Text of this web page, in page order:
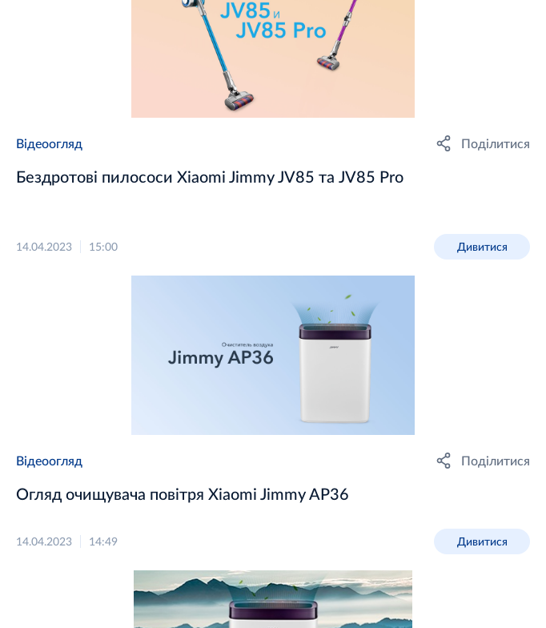
Відеоогляд Поділитися
Бездротові пилососи Xiaomi Jimmy JV85 та JV85 Pro
14.04.2023 15:00 Дивитися
Відеоогляд Поділитися
Огляд очищувача повітря Xiaomi Jimmy AP36
14.04.2023 14:49 Дивитися